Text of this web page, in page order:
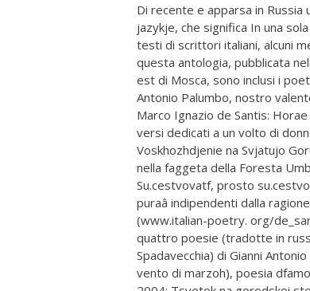
Di recente e apparsa in
jazykje, che significa In una
testi di scrittori italiani, alcuni
questa antologia, pubblicata
est di Mosca, sono inclusi i
Antonio Palumbo, nostro
Marco Ignazio de Santis:
versi dedicati a un volto di
Voskhozhdjenie na Svjatujo
nella faggeta della Foresta
Su.cestvovatf, prosto
puraâ indipendenti dalla
(www.italian-poetry. org/
quattro poesie (tradotte in
Spadavecchia) di Gianni
vento di marzoh), poesia